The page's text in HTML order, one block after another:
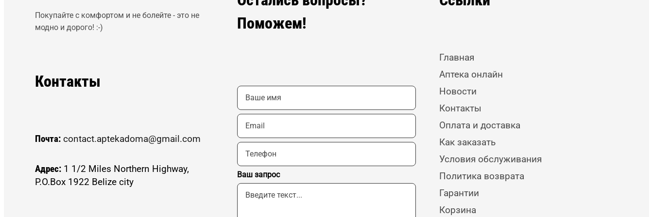
Покупайте с комфортом и не болейте - это не
модно и дорого! :-)
Контакты
Почта: contact.aptekadoma@gmail.com
Адрес: 1 1/2 Miles Northern Highway,
P.O.Box 1922 Belize city
Поможем!
Ваш запрос
Главная
Аптека онлайн
Новости
Контакты
Оплата и доставка
Как заказать
Условия обслуживания
Политика возврата
Гарантии
Корзина